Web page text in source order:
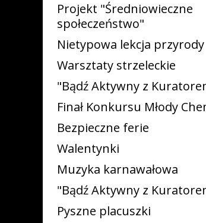
Projekt "Średniowieczne
społeczeństwo"
Nietypowa lekcja przyrody
Warsztaty strzeleckie
"Bądź Aktywny z
Finał Konkursu Młody
Bezpieczne ferie
Walentynki
Muzyka karnawałowa
"Bądź Aktywny z
Pyszne placuszki